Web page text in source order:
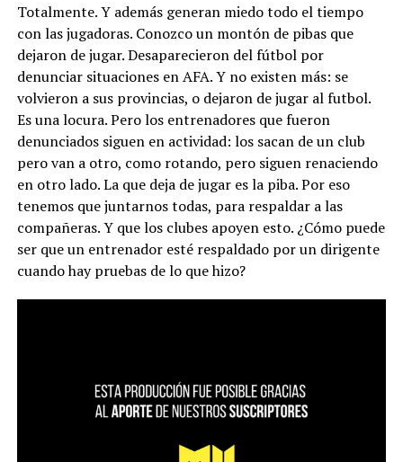
Totalmente. Y además generan miedo todo el tiempo
con las jugadoras. Conozco un montón de pibas que
dejaron de jugar. Desaparecieron del fútbol por
denunciar situaciones en AFA. Y no existen más: se
volvieron a sus provincias, o dejaron de jugar al futbol.
Es una locura. Pero los entrenadores que fueron
denunciados siguen en actividad: los sacan de un club
pero van a otro, como rotando, pero siguen renaciendo
en otro lado. La que deja de jugar es la piba. Por eso
tenemos que juntarnos todas, para respaldar a las
compañeras. Y que los clubes apoyen esto. ¿Cómo puede
ser que un entrenador esté respaldado por un dirigente
cuando hay pruebas de lo que hizo?